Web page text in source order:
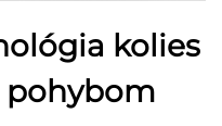
kolies
pohybom